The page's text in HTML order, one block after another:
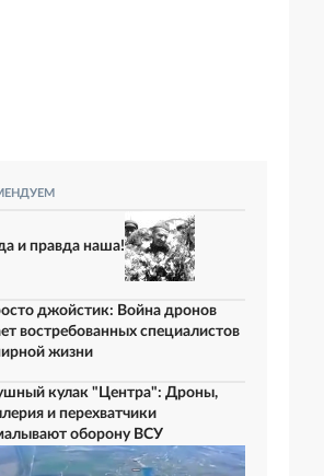
и правда наша!
джойстик: Война дронов
востребованных специалистов
жизни
кулак "Центра": Дроны,
и перехватчики
оборону ВСУ